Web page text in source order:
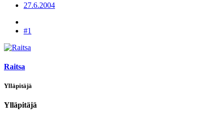
27.6.2004
#1
Raitsa
Ylläpitäjä
Ylläpitäjä